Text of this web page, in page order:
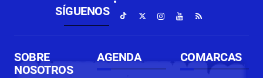
SÍGUENOS
SOBRE
NOSOTROS
AGENDA COMARCAS